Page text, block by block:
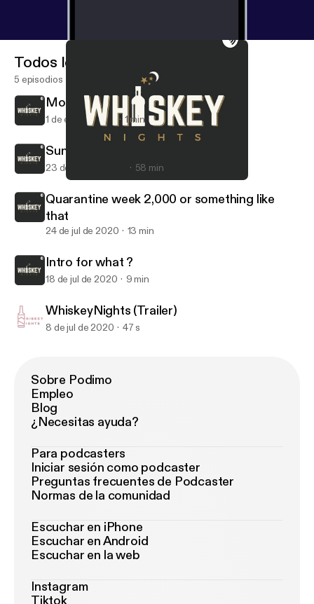
WhiskeyNights
Todos los episodios
5 episodios
More to Come...
1 de ene de 2021 1 min
Sunday Funday😜
23 de ago de 2020 58 min
Quarantine week 2,000 or something like
that
24 de jul de 2020 13 min
Intro for what ?
18 de jul de 2020 9 min
WhiskeyNights (Trailer)
8 de jul de 2020 47 s
Sobre Podimo
Empleo
Blog
¿Necesitas ayuda?
Para podcasters
Iniciar sesión como podcaster
Preguntas frecuentes de Podcaster
Normas de la comunidad
Escuchar en iPhone
Escuchar en Android
Escuchar en la web
Instagram
Tiktok